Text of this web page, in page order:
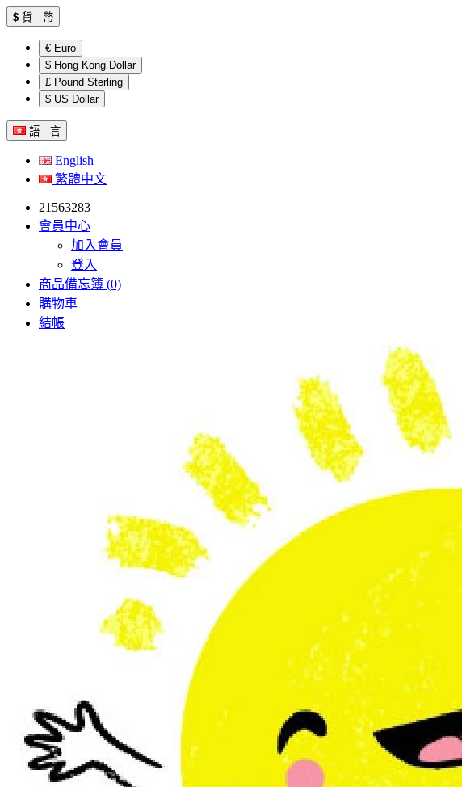
$ 貨 幣
€ Euro
$ Hong Kong Dollar
£ Pound Sterling
$ US Dollar
語 言
English
繁體中文
21563283
會員中心
加入會員
登入
商品備忘簿 (0)
購物車
結帳